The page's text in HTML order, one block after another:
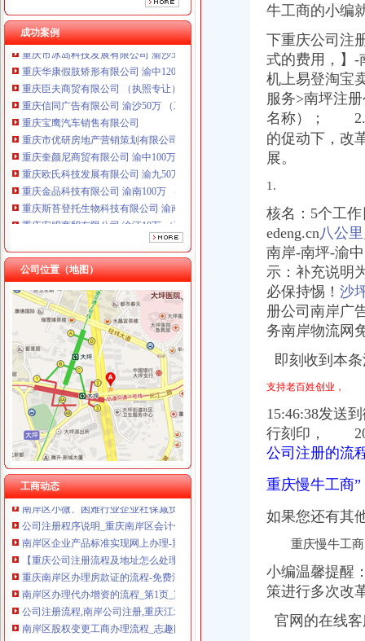
成功案例
重庆斯苔登托生物科技有限公司 渝南10万 （工商注册）
重庆安赐商贸有限公司 渝江10万 （工商注册）
重庆市冰岛科技发展有限公司 渝沙50万 （进出口权）
重庆华康假肢矫形有限公司 渝中120万 （增资）
重庆臣夫商贸有限公司 （执照专让）
重庆信同广告有限公司 渝沙50万 （工商注册）
重庆宝鹰汽车销售有限公司
重庆市优研房地产营销策划有限公司
重庆奎颜尼商贸有限公司 渝中100万 （工商注册）
重庆欧氏科技发展有限公司 渝九50万 （进出口权）
重庆金品科技有限公司 渝南100万 （进出口权）
重庆斯苔登托生物科技有限公司 渝南10万 （工商注册）
重庆安赐商贸有限公司 渝江10万 （工商注册）
重庆市冰岛科技发展有限公司 渝沙50万 （进出口权）
重庆华康假肢矫形有限公司 渝中120万 （增资）
公司位置（地图）
工商动态
南岸区办公司流程
重庆南岸二手房过户流程简单很多出错明显降低_佛山房地产_房掌柜
南宁市邕江综合整和开发利用工程（南岸：五象大道北兴斌沙场-三
押业务主任_重庆两江新区领达有限公司招聘信息—
【58同城】南岸街道流程策划庆公司价格5000-元_南岸街道
南岸区企业产品标准实现网上办理-重庆市南岸区人民
南岸区求职招聘办事流程图-重庆市南岸区人民
【2016年重庆公司注册的流程有哪些？】-南岸南坪易登网
南岸区代办营业执照的流程-重庆商业街-重庆购物狂
南岸区小微、困难行业企业社保减负新申报企业办理流程及资料_通知
公司注册程序说明_重庆南岸区会计代帐_新浪博客
南岸区企业产品标准实现网上办理-重庆市南岸区人民
【重庆公司注册流程及地址怎么处理】价格,厂家,公司注册服务-搜
重庆南岸区办理房款证的流程-免费法律咨询-华律网
南岸区办理代办增资的流程_第1页_重庆焦点_媒体_西祠胡同
公司注册流程,南岸公司注册,重庆江北助工商咨询_志趣网
南岸区股权变更工商办理流程_志趣网
南岸区准生证办理所需资料及流程（来自网友分享）-重庆妈妈帮-妈
牛工商的小编
下重庆公司注
式的费用，】-
机上易登淘宝
服务>南坪注
名称）； 2.
的促动下，改
展。
1.
核名：5个工
edeng.cn八公
南岸-南坪-渝
示： 补充说明
必保持惕！ 沙
册公司南岸广
务南岸物流网
即刻收到本
支持老百姓创业，
15:46:38发送
行刻印，
公司注册的流
重庆慢牛工商”
如果您还有其
重庆慢牛工商
小编温馨提醒
策进行多次改
官网的在线